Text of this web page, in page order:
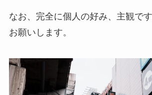
なお、完全に個人の好み、主観で
お願いします。